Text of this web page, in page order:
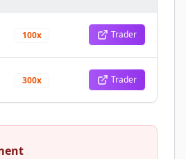
100x Trader
300x Trader